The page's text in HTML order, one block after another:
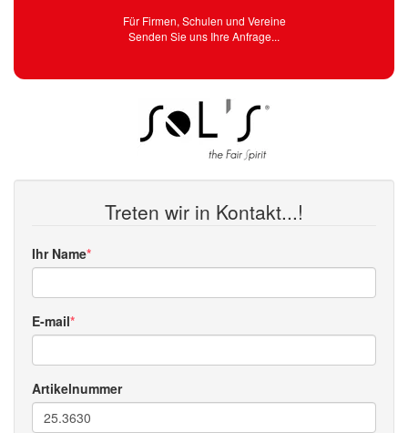
Für Firmen, Schulen und Vereine
Senden Sie uns Ihre Anfrage...
Treten wir in Kontakt...!
Ihr Name
E-mail
Artikelnummer